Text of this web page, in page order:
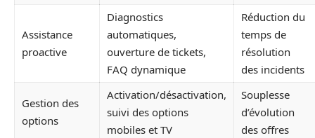
Assistance
proactive
Diagnostics
automatiques,
ouverture de tickets,
FAQ dynamique
Réduction du
temps de
résolution
des incidents
Gestion des
options
Activation/désactivation,
suivi des options
mobiles et TV
Souplesse
d’évolution
des offres